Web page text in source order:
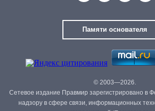
Памяти основателя
© 2003—2026.
Сетевое издание Правмир зарегистрировано в
надзору в сфере связи, информационных